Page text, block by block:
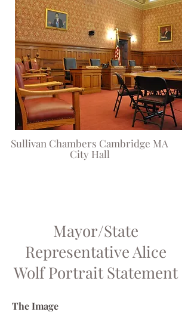
Sullivan Chambers Cambridge MA
City Hall
Mayor/State
Representative Alice
Wolf Portrait Statement
The Image